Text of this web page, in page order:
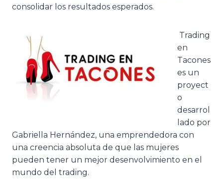
consolidar los resultados esperados.
Trading
en
Tacones
es un
proyect
o
desarrol
lado por
Gabriella Hernández, una emprendedora con
una creencia absoluta de que las mujeres
pueden tener un mejor desenvolvimiento en el
mundo del trading.